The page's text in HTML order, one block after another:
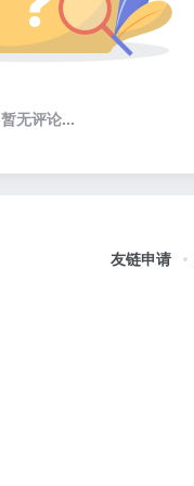
暂无评论...
友链申请